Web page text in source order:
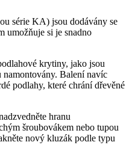
série KA) jsou dodávány se
umožňuje si je snadno
krytiny, jako jsou
Balení navíc
podlahy, které chrání dřevěné
hranu
šroubovákem nebo tupou
nový kluzák podle typu